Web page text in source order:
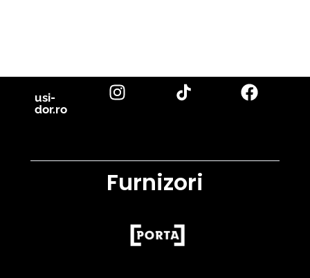
usi-
dor.ro
Furnizori